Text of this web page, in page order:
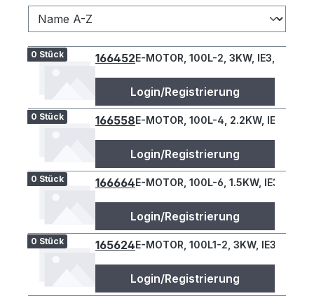
0 Stück 166452E-MOTOR, 100L-2, 3KW, IE3, B34L
Login/Registrierung
0 Stück 166558E-MOTOR, 100L-4, 2.2KW, IE3, B34L
Login/Registrierung
0 Stück 166664E-MOTOR, 100L-6, 1.5KW, IE3, B34L
Login/Registrierung
0 Stück 165624E-MOTOR, 100L1-2, 3KW, IE3, B34L
Login/Registrierung